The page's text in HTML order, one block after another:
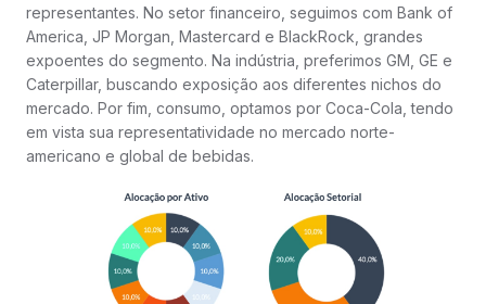
representantes. No setor financeiro, seguimos com Bank of
America, JP Morgan, Mastercard e BlackRock, grandes
expoentes do segmento. Na indústria, preferimos GM, GE e
Caterpillar, buscando exposição aos diferentes nichos do
mercado. Por fim, consumo, optamos por Coca-Cola, tendo
em vista sua representatividade no mercado norte-
americano e global de bebidas.